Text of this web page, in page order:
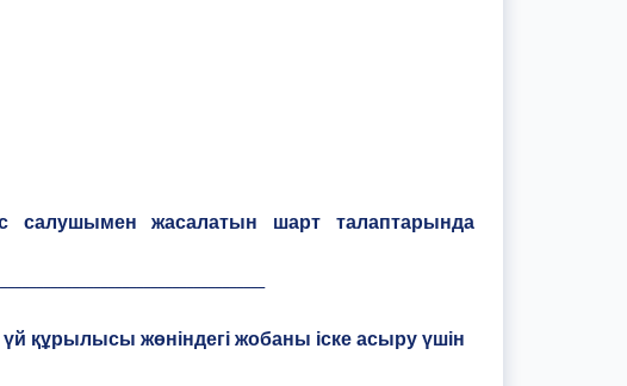
салушымен жасалатын шарт талаптарында
құрылысы жөніндегі жобаны іске асыру үшін